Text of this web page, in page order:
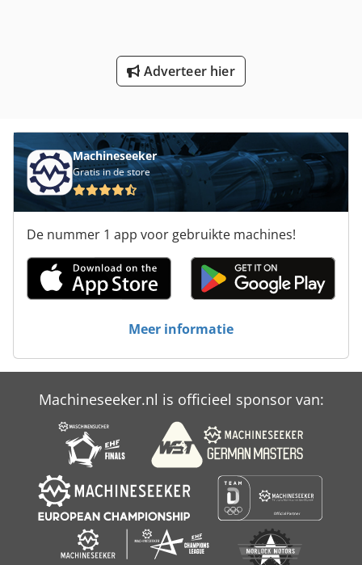
Werkbank Met Inhoud
Werken Voertuig
Adverteer hier
Machineseeker
Gratis in de store
De nummer 1 app voor gebruikte machines!
Meer informatie
Machineseeker.nl is officieel sponsor van: